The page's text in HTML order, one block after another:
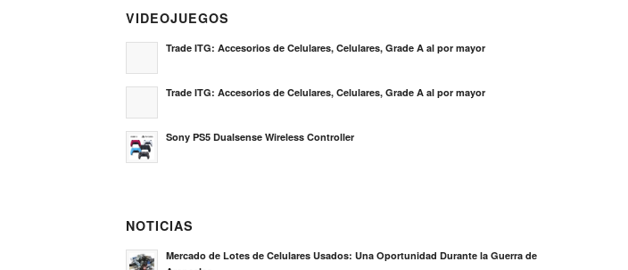
VIDEOJUEGOS
Trade ITG: Accesorios de Celulares, Celulares, Grade A al por mayor
Trade ITG: Accesorios de Celulares, Celulares, Grade A al por mayor
Sony PS5 Dualsense Wireless Controller
NOTICIAS
Mercado de Lotes de Celulares Usados: Una Oportunidad Durante la Guerra de